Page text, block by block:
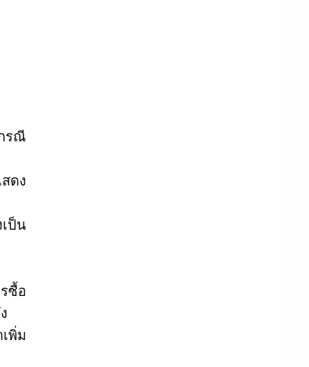
รณี
ดง
ป็น
ซื้อ
พิ่ม